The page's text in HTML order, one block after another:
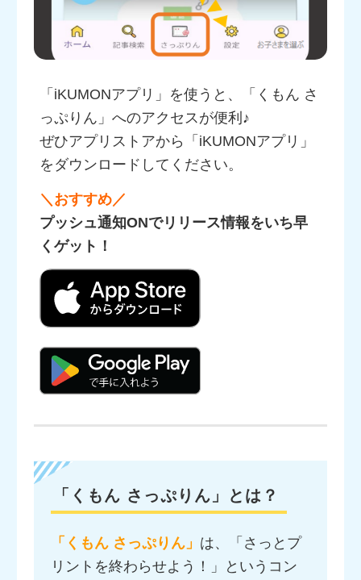
「iKUMONアプリ」を使うと、「くもん さ
っぷりん」へのアクセスが便利♪
ぜひアプリストアから「iKUMONアプリ」
をダウンロードしてください。
＼おすすめ／
プッシュ通知ONでリリース情報をいち早
くゲット！
「くもん さっぷりん」とは？
「くもん さっぷりん」 は、「さっとプ
リントを終わらせよう！」というコン